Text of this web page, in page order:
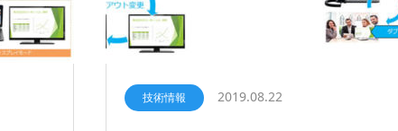
技術情報 2019.08.22